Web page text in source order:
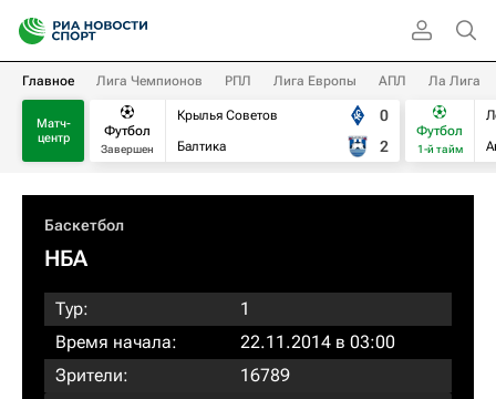
Главное Лига Чемпионов РПЛ Лига Европы АПЛ Ла Лига
Матч-
центр
Футбол
Завершен
Крылья Советов
Балтика
0
2
Футбол
1-й тайм
Баскетбол
НБА
Тур:
1
Время начала:
22.11.2014 в 03:00
Зрители:
16789